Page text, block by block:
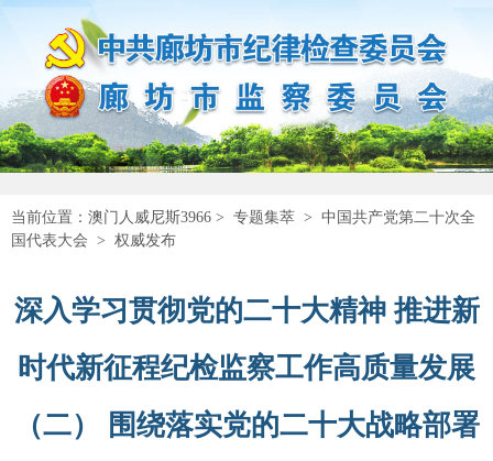
当前位置： 澳门人威尼斯3966 > 专题集萃 > 中国共产党第二十次全
国代表大会 > 权威发布
深入学习贯彻党的二十大精神 推进新
时代新征程纪检监察工作高质量发展
（二） 围绕落实党的二十大战略部署